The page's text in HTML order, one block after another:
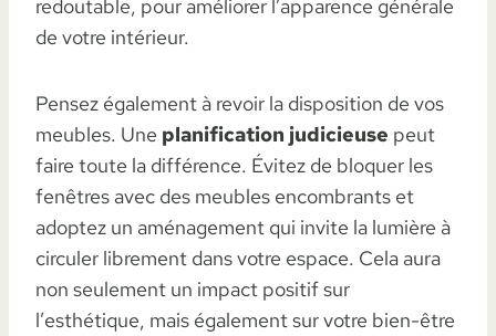
redoutable, pour améliorer l’apparence générale
de votre intérieur.
Pensez également à revoir la disposition de vos
meubles. Une planification judicieuse peut
faire toute la différence. Évitez de bloquer les
fenêtres avec des meubles encombrants et
adoptez un aménagement qui invite la lumière à
circuler librement dans votre espace. Cela aura
non seulement un impact positif sur
l’esthétique, mais également sur votre bien-être